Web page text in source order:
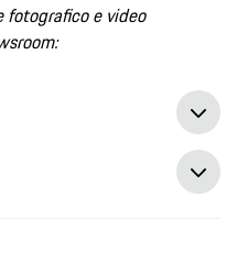
fotografico e video